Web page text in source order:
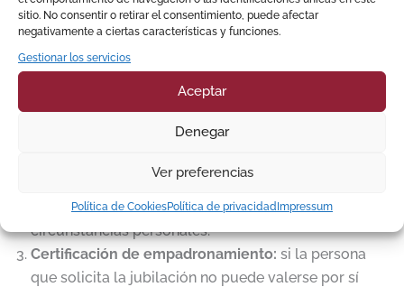
sitio. No consentir o retirar el consentimiento, puede afectar
negativamente a ciertas características y funciones.
Gestionar los servicios
Aceptar
Denegar
Ver preferencias
Política de CookiesPolítica de privacidad Impressum
documento de identidad oficial vigente con
fotografía y firma. También será imprescindible que
se encuentren dentro del periodo de vigencia, pues
de otro modo no serán aceptados.
Libro de familia, certificación literal o actas de
: puede que documentos como el libro
trámite. Por ejemplo, para verificar tu edad y datos
personales, o en caso de necesitar acreditar
circunstancias personales.
Certificación de empadronamiento: si la persona
que solicita la jubilación no puede valerse por sí